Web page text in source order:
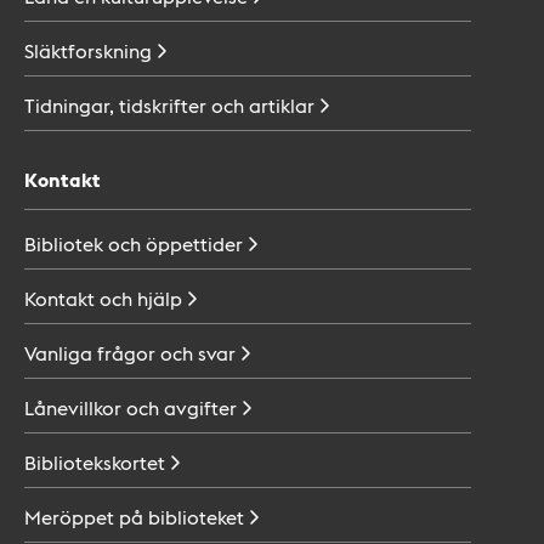
Släktforskning
Tidningar, tidskrifter ochartiklar
Kontakt
Bibliotek ochöppettider
Kontakt och hjälp
Vanliga frågor ochsvar
Lånevillkor ochavgifter
Bibliotekskortet
Meröppet på biblioteket